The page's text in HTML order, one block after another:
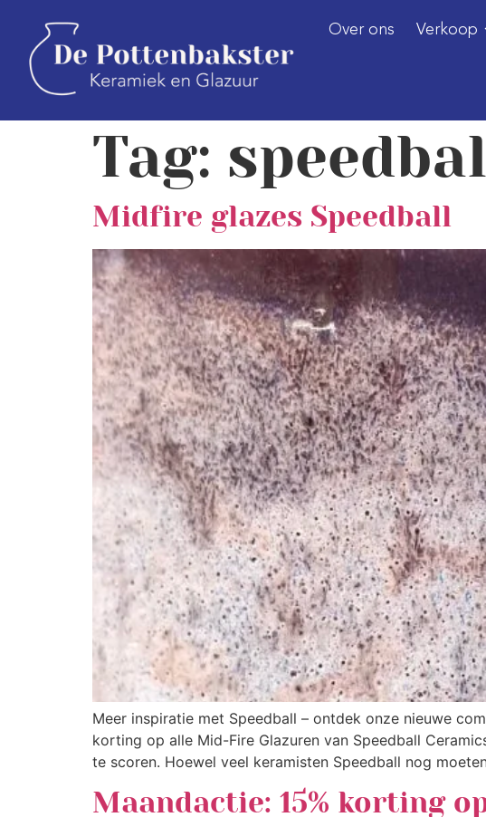
Over ons Verkoop
Tag:
Midfire glazes Speedball
Meer inspiratie met Speedball – ontdek onze nieuwe
korting op alle Mid-Fire Glazuren van Speedball
te scoren. Hoewel veel keramisten Speedball nog
Maandactie: 15% korting